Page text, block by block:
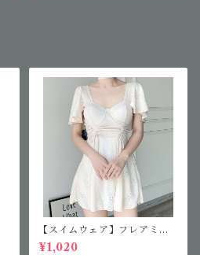
【スイムウェア】フレアミニ
ワンピース
¥1,020